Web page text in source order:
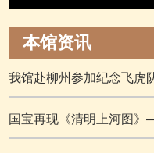
本馆资讯
我馆赴柳州参加纪念飞虎
国宝再现《清明上河图